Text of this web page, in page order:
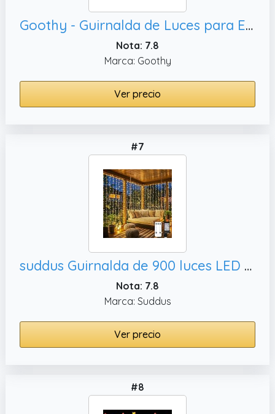
Goothy - Guirnalda de Luces para Exteriores de 20 pies, Interior (Incluye 1 Bombilla Extra)
Nota: 7.8
Marca: Goothy
Ver precio
#7
suddus Guirnalda de 900 luces LED de Navidad para exteriores, boda
Nota: 7.8
Marca: Suddus
Ver precio
#8